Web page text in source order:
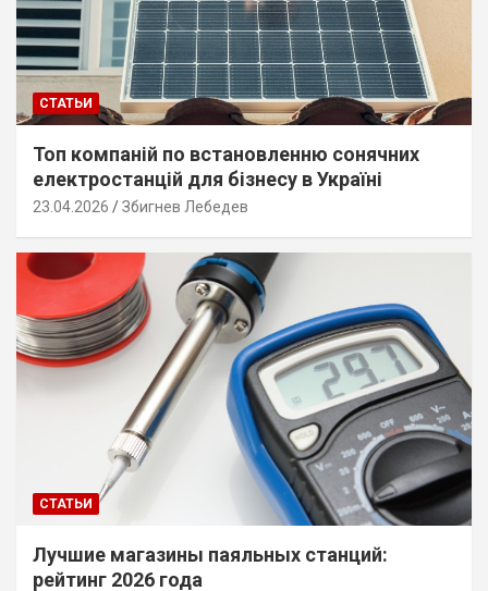
СТАТЬИ
Топ компаній по встановленню сонячних
електростанцій для бізнесу в Україні
23.04.2026 Збигнев Лебедев
СТАТЬИ
Лучшие магазины паяльных станций:
рейтинг 2026 года